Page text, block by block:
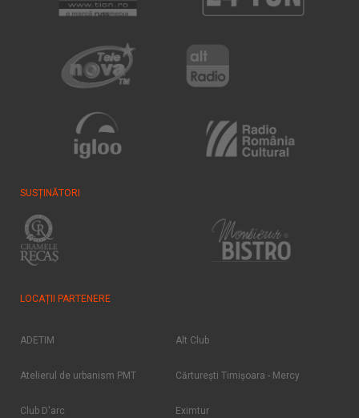
SUSȚINĂTORI
LOCAȚII PARTENERE
ADETIM Alt Club
Atelierul de urbanism PMT Cărtureşti Timişoara - Mercy
Club D'arc Eximtur